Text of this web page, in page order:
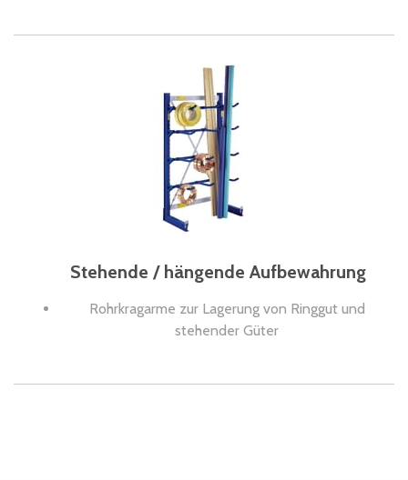
Stehende / hängende Aufbewahrung
Rohrkragarme zur Lagerung von Ringgut und
stehender Güter